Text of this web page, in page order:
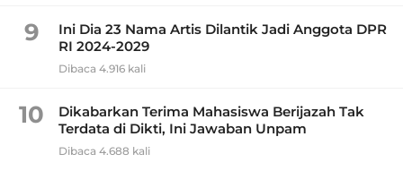
9
Ini Dia 23 Nama Artis Dilantik Jadi Anggota DPR
RI 2024-2029
Dibaca 4.916 kali
10
Dikabarkan Terima Mahasiswa Berijazah Tak
Terdata di Dikti, Ini Jawaban Unpam
Dibaca 4.688 kali